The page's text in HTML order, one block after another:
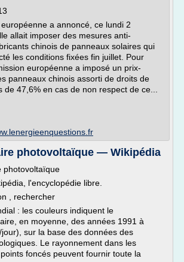
a annoncé, ce lundi 2
allait imposer des mesures anti-
chinois de panneaux solaires qui
les conditions fixées fin juillet. Pour
européenne a imposé un prix-
panneaux chinois assorti de droits de
de 47,6% en cas de non respect de ce...
photovoltaïque — Wikipédia
l'encyclopédie libre.
, rechercher
: les couleurs indiquent le
en moyenne, des années 1991 à
sur la base des données des
Le rayonnement dans les
foncés peuvent fournir toute la